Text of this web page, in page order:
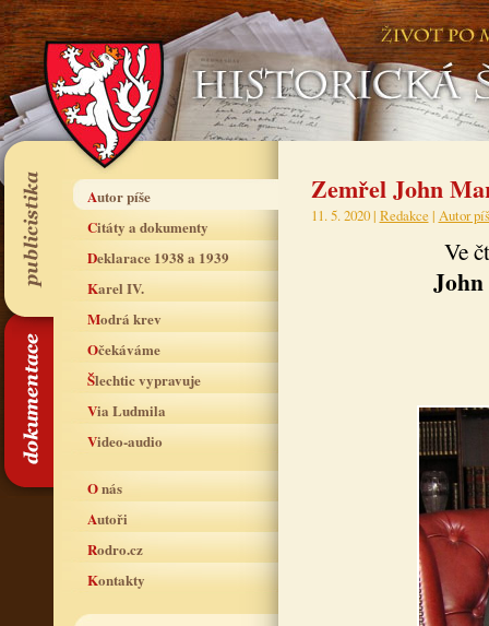
Autor píše
Citáty a dokumenty
Deklarace 1938 a 1939
Karel IV.
Modrá krev
Očekáváme
Šlechtic vypravuje
Via Ludmila
Video-audio
O nás
Autoři
Rodro.cz
Kontakty
Zemřel John
11. 5. 2020 | Redakce | Autor
Ve
John